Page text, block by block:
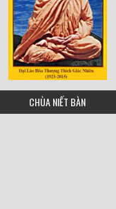
tgn
CHÙA NIẾT BÀN